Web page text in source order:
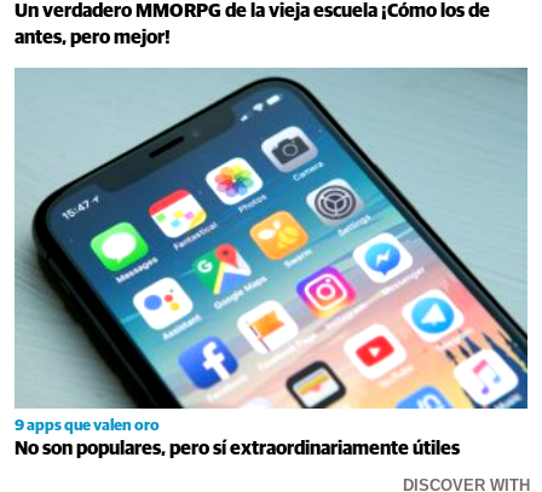
Un verdadero MMORPG de la vieja escuela ¡Cómo los de
antes, pero mejor!
9 apps que valen oro
No son populares, pero sí extraordinariamente útiles
DISCOVER WITH